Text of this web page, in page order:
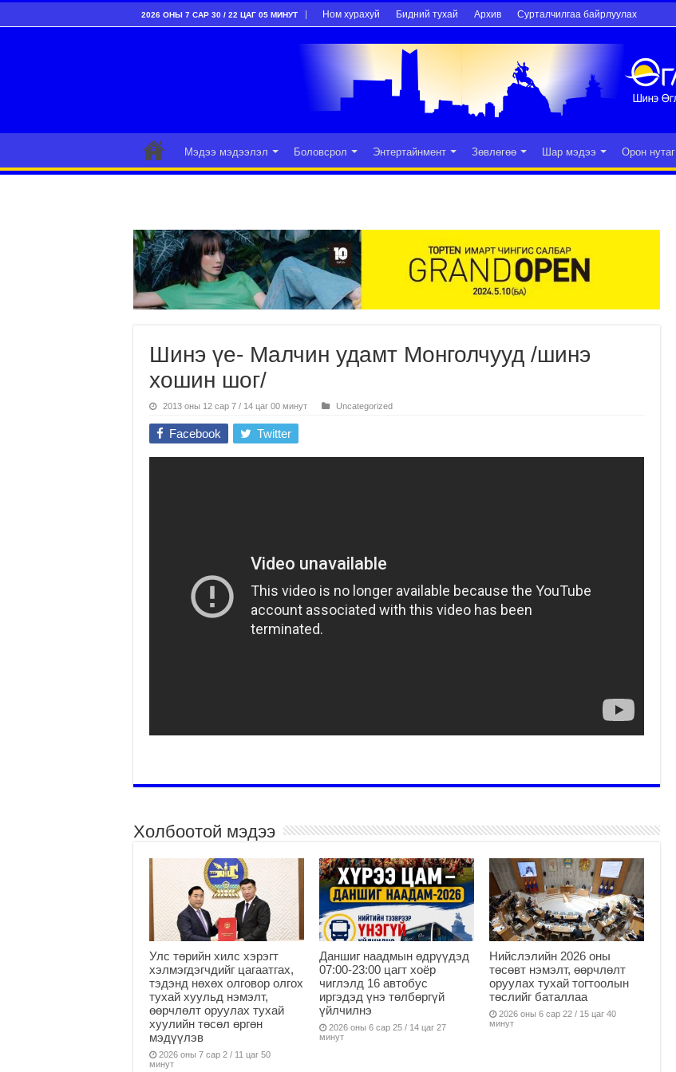
2026 ОНЫ 7 САР 30 / 22 ЦАГ 05 МИНУТ Ном хурахуй Бидний тухай Архив Сурталчилгаа байрлуулах
Мэдээ мэдээлэл Боловсрол Энтертайнмент Зөвлөгөө Шар мэдээ Орон нутаг
Шинэ үе- Малчин удамт Монголчууд /шинэ
хошин шог/
2013 оны 12 сар 7 / 14 цаг 00 минут Uncategorized
Facebook Twitter
Холбоотой мэдээ
Улс төрийн хилс хэрэгт
хэлмэгдэгчдийг цагаатгах,
тэдэнд нөхөх олговор олгох
тухай хуульд нэмэлт,
өөрчлөлт оруулах тухай
хуулийн төсөл өргөн
мэдүүлэв
2026 оны 7 сар 2 / 11 цаг 50
минут
Даншиг наадмын өдрүүдэд
07:00-23:00 цагт хоёр
чиглэлд 16 автобус
иргэдэд үнэ төлбөргүй
үйлчилнэ
2026 оны 6 сар 25 / 14 цаг 27
минут
Нийслэлийн 2026 оны
төсөвт нэмэлт, өөрчлөлт
оруулах тухай тогтоолын
төслийг баталлаа
2026 оны 6 сар 22 / 15 цаг 40
минут